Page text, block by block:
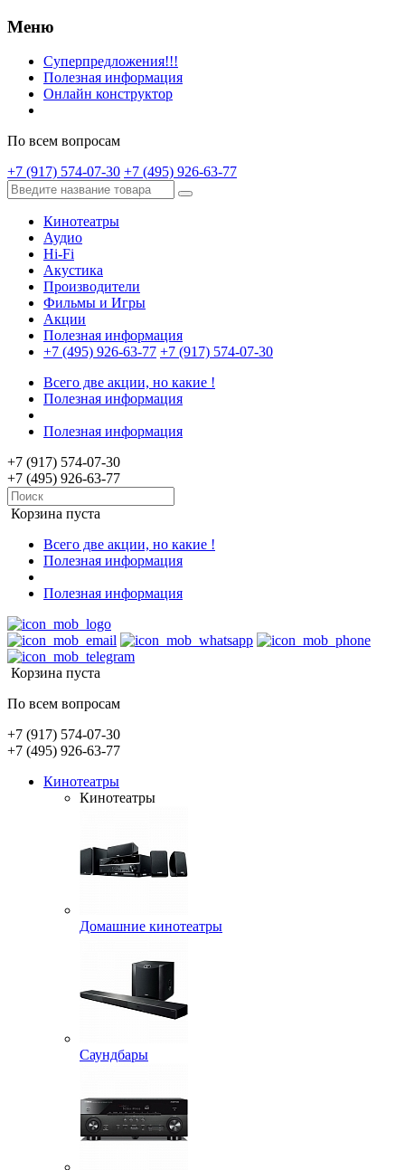
Меню
Суперпредложения!!!
Полезная информация
Онлайн конструктор
По всем вопросам
+7 (917) 574-07-30 +7 (495) 926-63-77
Кинотеатры
Аудио
Hi-Fi
Акустика
Производители
Фильмы и Игры
Акции
Полезная информация
+7 (495) 926-63-77 +7 (917) 574-07-30
Всего две акции, но какие !
Полезная информация
Полезная информация
+7 (917) 574-07-30
+7 (495) 926-63-77
Корзина пуста
Всего две акции, но какие !
Полезная информация
Полезная информация
Корзина пуста
По всем вопросам
+7 (917) 574-07-30
+7 (495) 926-63-77
Кинотеатры
Кинотеатры
Домашние кинотеатры
Саундбары